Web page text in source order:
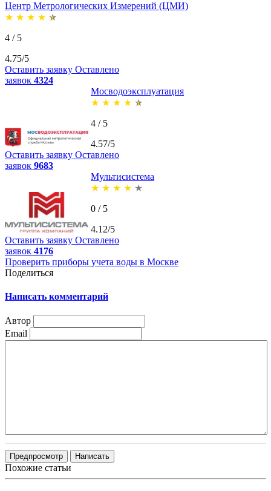
Центр Метрологических Измерений (ЦМИ)
★ ★ ★ ★ ★
4 / 5
4.75/5
Оставить заявку Оставлено
заявок 4324
Мосводоэксплуатация
★ ★ ★ ★ ★
4 / 5
4.57/5
Оставить заявку Оставлено
заявок 9683
Мультисистема
★ ★ ★ ★ ★
0 / 5
4.12/5
Оставить заявку Оставлено
заявок 4176
Проверить приборы учета воды в Москве
Поделиться
Написать комментарий
Автор
Email
Похожие статьи